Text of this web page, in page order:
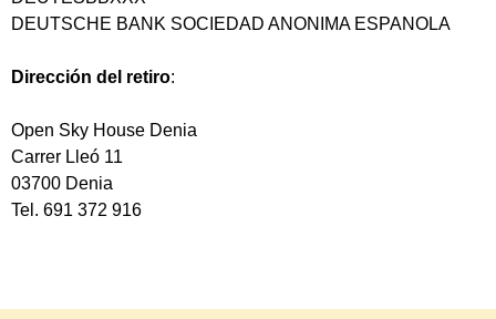
DEUTSCHE BANK SOCIEDAD ANONIMA ESPANOLA
Dirección del retiro:
Open Sky House Denia
Carrer Lleó 11
03700 Denia
Tel. 691 372 916